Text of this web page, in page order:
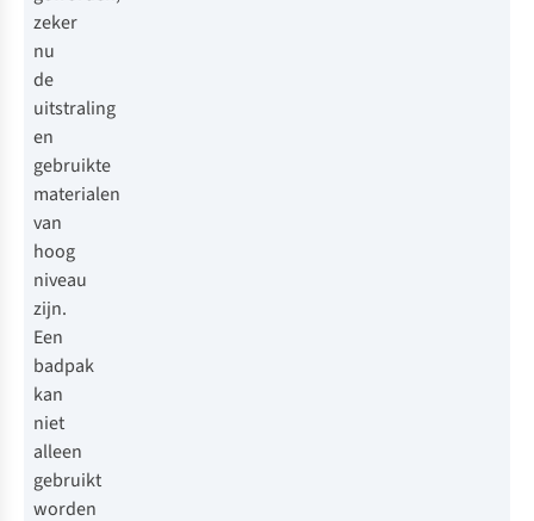
zeker
nu
de
uitstraling
en
gebruikte
materialen
van
hoog
niveau
zijn.
Een
badpak
kan
niet
alleen
gebruikt
worden